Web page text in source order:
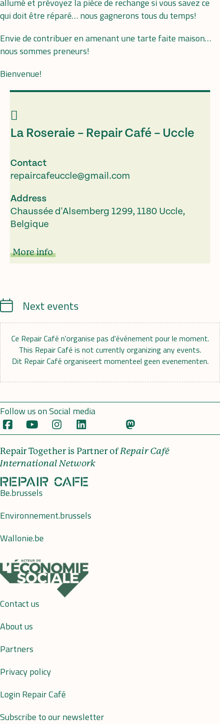
allumé et prévoyez la pièce de rechange si vous savez ce
qui doit être réparé… nous gagnerons tous du temps!
Envie de contribuer en amenant une tarte faite maison…
nous sommes preneurs!
Bienvenue!
La Roseraie – Repair Café – Uccle
Contact
repaircafeuccle@gmail.com
Address
Chaussée d'Alsemberg 1299, 1180 Uccle,
Belgique
More info
CalendrierNext events
Ce Repair Café n'organise pas d'événement pour le moment.
This Repair Café is not currently organizing any events.
Dit Repair Café organiseert momenteel geen evenementen.
Follow us on Social media
Repair Together is Partner ofRepair Café
International Network
Be.brussels
Environnement.brussels
Wallonie.be
Contact us
About us
Partners
Privacy policy
Login Repair Café
Subscribe to our newsletter